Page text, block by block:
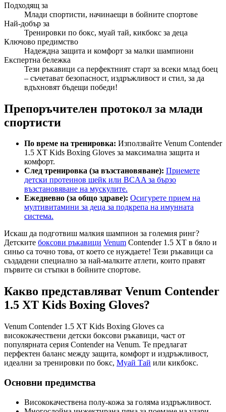
Подходящ за
Млади спортисти, начинаещи в бойните спортове
Най-добър за
Тренировки по бокс, муай тай, кикбокс за деца
Ключово предимство
Надеждна защита и комфорт за малки шампиони
Експертна бележка
Тези ръкавици са перфектният старт за всеки млад боец
– съчетават безопасност, издръжливост и стил, за да
вдъхновят бъдещи победи!
Препоръчителен протокол за млади
спортисти
По време на тренировка: Използвайте Venum Contender
1.5 XT Kids Boxing Gloves за максимална защита и
комфорт.
След тренировка (за възстановяване): Приемете
детски протеинов шейк или BCAA за бързо
възстановяване на мускулите.
Ежедневно (за общо здраве): Осигурете прием на
мултивитамини за деца за подкрепа на имунната
система.
Искаш да подготвиш малкия шампион за големия ринг?
Детските боксови ръкавици Venum Contender 1.5 XT в бяло и
синьо са точно това, от което се нуждаете! Тези ръкавици са
създадени специално за най-малките атлети, които правят
първите си стъпки в бойните спортове.
Какво представляват Venum Contender
1.5 XT Kids Boxing Gloves?
Venum Contender 1.5 XT Kids Boxing Gloves са
висококачествени детски боксови ръкавици, част от
популярната серия Contender на Venum. Те предлагат
перфектен баланс между защита, комфорт и издръжливост,
идеални за тренировки по бокс, Муай Тай или кикбокс.
Основни предимства
Висококачествена полу-кожа за голяма издръжливост.